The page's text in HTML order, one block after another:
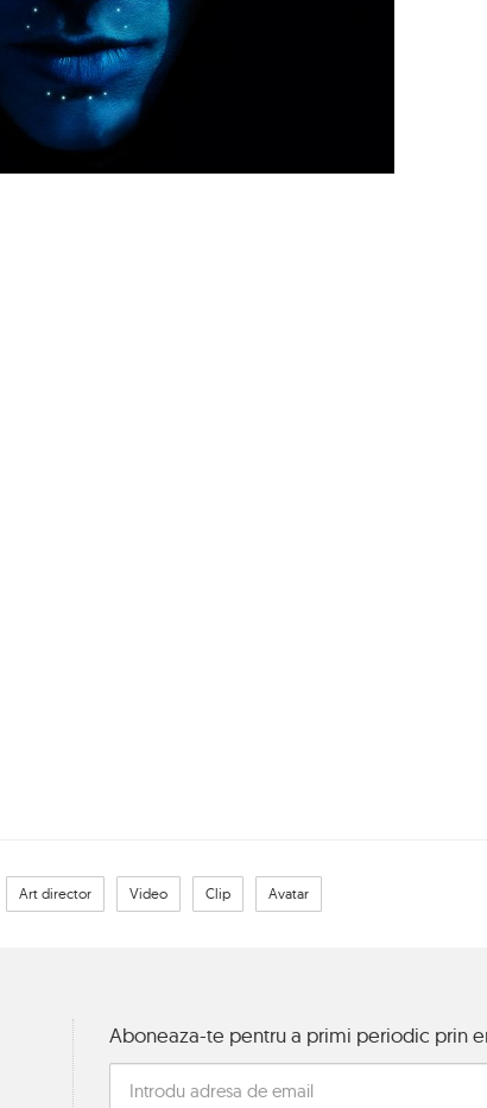
Art director Video Clip Avatar
Aboneaza-te pentru a primi periodic prin